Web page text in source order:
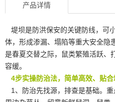
产品详情
堤坝是防洪保安的关键防线，可
体，形成渗漏、塌陷等重大安全隐
是春夏交替之际，鼠类繁殖活跃、
容缓。
4步实操防治法，简单高效、贴合
1、防治先找源，排查是基础。